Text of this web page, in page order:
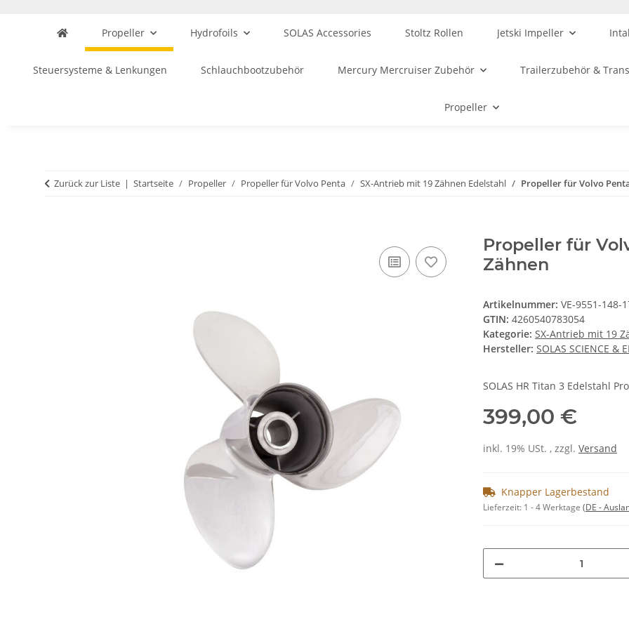
Propeller Hydrofoils SOLAS Accessories Stoltz Rollen Jetski Impeller
Steuersysteme & Lenkungen Schlauchbootzubehör Mercury Mercruiser Zubehör Trailerzubehör &
Propeller
Zurück zur Liste Startseite Propeller Propeller für Volvo Penta SX-Antrieb mit 19 Zähnen Edelstahl Propeller für Volvo
Propeller für
Zähnen
Artikelnummer: VE-9551-148-
GTIN: 4260540783054
Kategorie: SX-Antrieb mit 19
Hersteller: SOLAS SCIENCE &
SOLAS HR Titan 3 Edelstahl
399,00 €
inkl. 19% USt. , zzgl. Versand
Knapper Lagerbestand
Lieferzeit: 1 - 4 Werktage (DE -